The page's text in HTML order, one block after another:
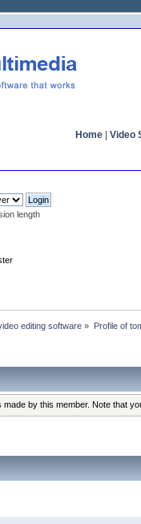
Home Video
length
editing software » Profile of
by this member. Note that